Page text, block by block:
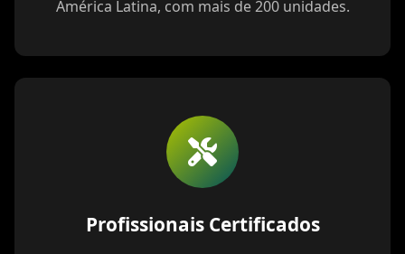
América Latina, com mais de 200 unidades.
Profissionais Certificados